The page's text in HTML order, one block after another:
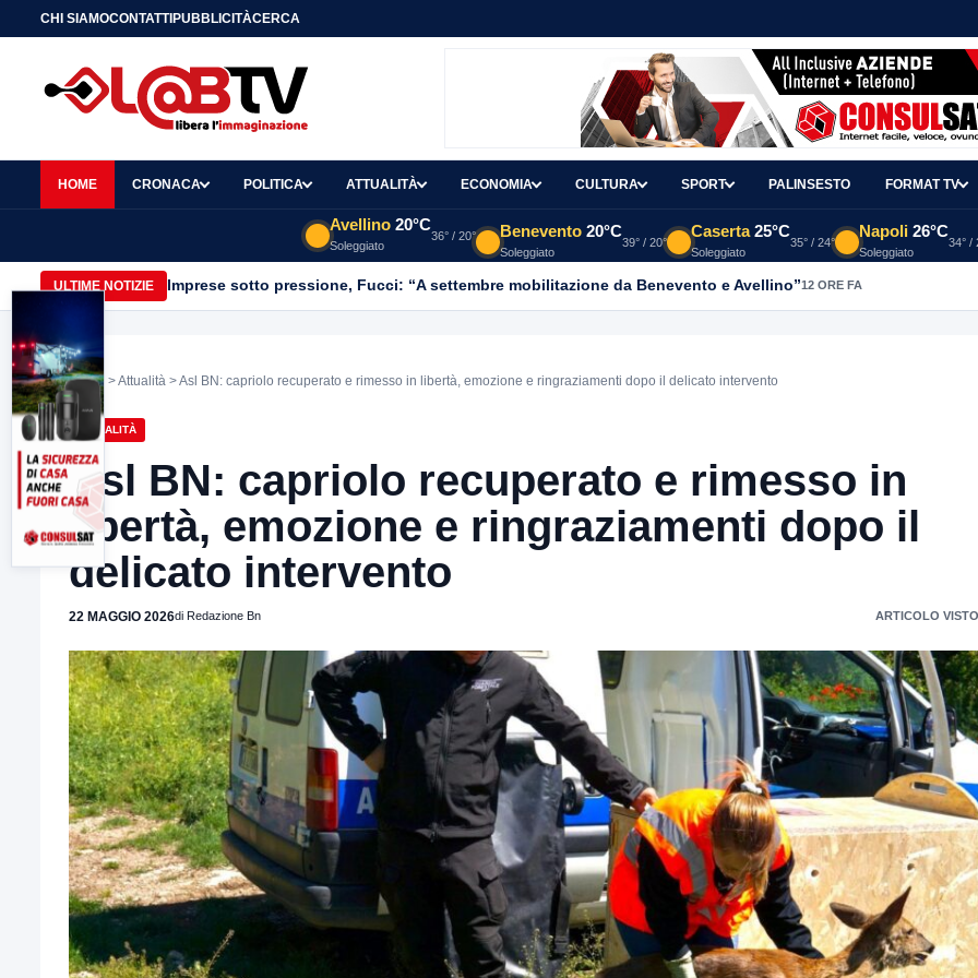
CHI SIAMOCONTATTIPUBBLICITÀCERCA
HOME CRONACA POLITICA ATTUALITÀ ECONOMIA CULTURA SPORT PALINSESTO FORMAT TV
Avellino 20°C
Soleggiato
36° / 20° Benevento 20°C
Soleggiato
39° / 20°
Caserta 25°C
Soleggiato
35° / 24°
Napoli 26°C
Soleggiato
34° /
ULTIME NOTIZIE Imprese sotto pressione, Fucci: “A settembre mobilitazione da Benevento e Avellino”12 ORE FA
Home >Attualità > Asl BN: capriolo recuperato e rimesso in libertà, emozione e ringraziamenti dopo il delicato intervento
ATTUALITÀ
Asl BN: capriolo recuperato e rimesso in
libertà, emozione e ringraziamenti dopo il
delicato intervento
22 MAGGIO 2026di Redazione Bn ARTICOLO